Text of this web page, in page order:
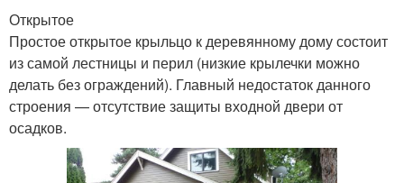
Открытое
Простое открытое крыльцо к деревянному дому состоит
из самой лестницы и перил (низкие крылечки можно
делать без ограждений). Главный недостаток данного
строения — отсутствие защиты входной двери от
осадков.